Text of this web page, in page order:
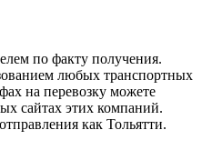
по факту получения.
любых транспортных
на перевозку можете
сайтах этих компаний.
как Тольятти.